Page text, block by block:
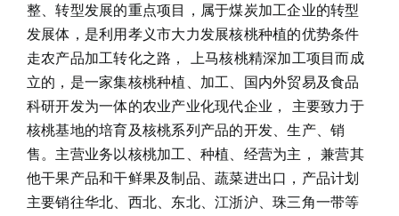
整、转型发展的重点项目，属于煤炭加工企业的转型
发展体，是利用孝义市大力发展核桃种植的优势条件
走农产品加工转化之路， 上马核桃精深加工项目而成
立的，是一家集核桃种植、加工、国内外贸易及食品
科研开发为一体的农业产业化现代企业， 主要致力于
核桃基地的培育及核桃系列产品的开发、生产、销
售。主营业务以核桃加工、种植、经营为主， 兼营其
他干果产品和干鲜果及制品、蔬菜进出口，产品计划
主要销往华北、西北、东北、江浙沪、珠三角一带等